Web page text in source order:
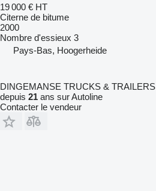
19 000 € HT
Citerne de bitume
2000
Nombre d'essieux 3
Pays-Bas, Hoogerheide
DINGEMANSE TRUCKS & TRAILERS
depuis 21 ans sur Autoline
Contacter le vendeur